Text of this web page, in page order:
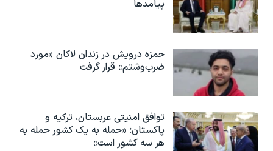
پیامدها
حمزه درویش در زندان لاکان «مورد
ضرب‌وشتم» قرار گرفت
توافق امنیتی عربستان، ترکیه و
پاکستان؛ «حمله به یک کشور حمله به
هر سه کشور است»